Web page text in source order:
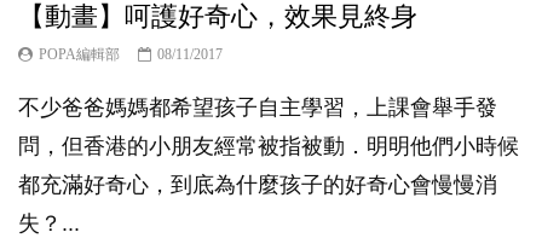
【動畫】呵護好奇心，效果見終身
POPA編輯部 08/11/2017
不少爸爸媽媽都希望孩子自主學習，上課會舉手發
問，但香港的小朋友經常被指被動．明明他們小時候
都充滿好奇心，到底為什麼孩子的好奇心會慢慢消
失？...